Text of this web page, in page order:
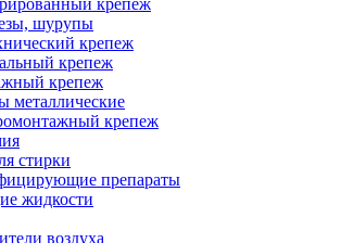
крепеж
шурупы
крепеж
крепеж
крепеж
металлические
крепеж
стирки
препараты
жидкости
воздуха